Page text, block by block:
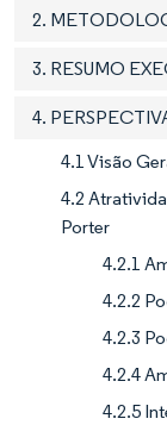
2.
3. RESUMO
4.
4.1 Visão
4.2
Porter
4.2.1
4.2.2
4.2.3
4.2.4
4.2.5